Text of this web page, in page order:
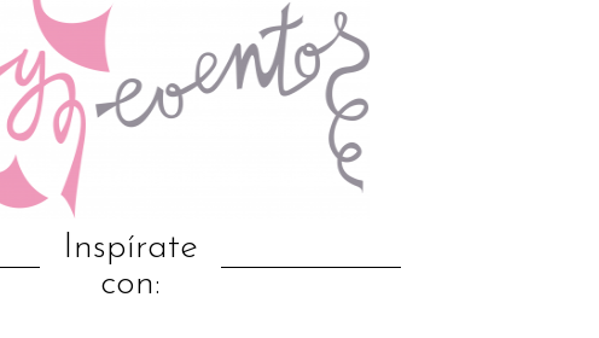
Inspírate
con: